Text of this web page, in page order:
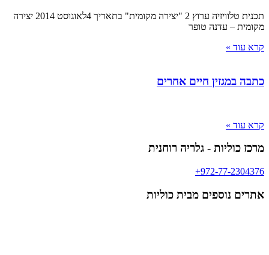
תכנית טלוויזיה ערוץ 2 "יצירה מקומית" בתאריך 4לאוגוסט 2014 יצירה
מקומית – עדנה טופר
קרא עוד »
כתבה במגזין חיים אחרים
קרא עוד »
מרכז כוליות - גלריה רוחנית
972-77-2304376+
אתרים נוספים מבית כוליות